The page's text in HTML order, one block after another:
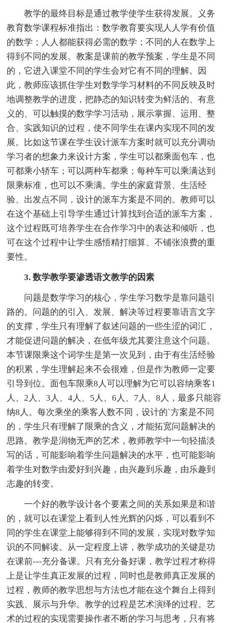
教学的最终目标是通过教学使学生获得发展。义务
教育数学课程标准指出：数学教育要实现人人学有价值
的数学；人人都能获得必需的数学；不同的人在数学上
得到不同的发展。教案是课前的教学预案，学生是不同
的，它进入课堂不同的学生会对它有不同的理解。因
此，教师应该抓住学生对数学学习材料的不同反映及时
地调整教学的进度，把静态的知识转变为鲜活的、有意
义的、可以触摸的数学学习活动，展示掌握、运用、整
合、实践知识的过程，使不同学生在课内实现不同的发
展。比如这节课在学生设计派车方案时就可以充分调动
学习者的想象力来设计方案，学生可以都乘面包车，也
可都乘小轿车；可以两种车都乘；每种车可以乘满达到
限乘标准，也可以不乘满。学生的家庭背景、生活经
验、出发点不同，设计的派车方案是不同的。教师可以
在这个基础上引导学生通过计算找到合适的派车方案，
这个过程既可培养学生在合作学习中的表达和倾听，也
可在这个过程中让学生感悟精打细算、不铺张浪费的重
要性。
3. 数学教学要渗透语文教学的因素
问题是数学学习的核心，学生学习数学是靠问题引
路的。问题的的引入、发展、解决等过程要靠语言文字
的支撑，学生只有理解了叙述问题的一些生涩的词汇，
才能促进问题的解决，在低年级尤其要注意这个问题。
本节课限乘这个词学生是第一次见到，由于有生活经验
的积累，学生理解起来不会很难，但是作为教师一定要
引导到位。面包车限乘8人可以理解为它可以容纳乘客1
人、2人、3人、4人、5人、6人、7人、8人，最多只能容
纳8人。每次乘坐的乘客人数不同，设计的`方案是不同
的，学生只有理解了限乘的含义，才能拓宽问题解决的
思路。教学是润物无声的艺术，教师教学中一句轻描淡
写的话，可能影响着学生问题解决的水平，也可能影响
着学生对数学由爱好到兴趣，由兴趣到乐趣，由乐趣到
志趣的转变。
一个好的教学设计各个要素之间的关系如果是和谐
的，就可以在课堂上看到人性光辉的闪烁，可以看到不
同的学生在课堂上能够得到不同的发展，实现对数学知
识的不同解读。从一定程度上讲，教学成功的关键是功
在课前---充分备课。只有充分备好课，教学过程才称得
上是让学生真正发展的过程，同时也是教师真正发展的
过程，教师的教学思想与方法也才能在这个舞台上得到
实践、展示与升华。教学的过程是艺术演绎的过程。艺
术的过程的实现需要操作者不断的学习与思考，只有将